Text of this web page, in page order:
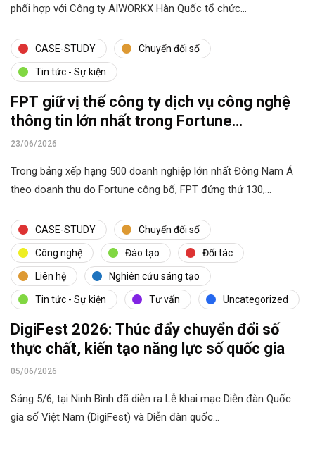
phối hợp với Công ty AIWORKX Hàn Quốc tổ chức…
CASE-STUDY Chuyển đổi số
Tin tức - Sự kiện
FPT giữ vị thế công ty dịch vụ công nghệ
thông tin lớn nhất trong Fortune
Southeast Asia 500
23/06/2026
Trong bảng xếp hạng 500 doanh nghiệp lớn nhất Đông Nam Á
theo doanh thu do Fortune công bố, FPT đứng thứ 130,…
CASE-STUDY Chuyển đổi số
Công nghệ Đào tạo Đối tác
Liên hệ Nghiên cứu sáng tạo
Tin tức - Sự kiện Tư vấn Uncategorized
DigiFest 2026: Thúc đẩy chuyển đổi số
thực chất, kiến tạo năng lực số quốc gia
05/06/2026
Sáng 5/6, tại Ninh Bình đã diễn ra Lễ khai mạc Diễn đàn Quốc
gia số Việt Nam (DigiFest) và Diễn đàn quốc…